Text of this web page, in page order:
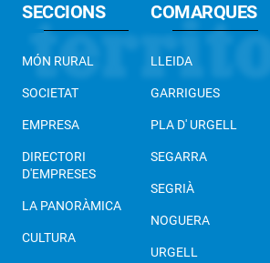
SECCIONS
MÓN RURAL
SOCIETAT
EMPRESA
DIRECTORI
D'EMPRESES
LA PANORÀMICA
CULTURA
COMARQUES
LLEIDA
GARRIGUES
PLA D' URGELL
SEGARRA
SEGRIÀ
NOGUERA
URGELL